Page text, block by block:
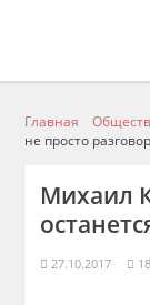
Главная
не просто
Михаил
27.10.2017